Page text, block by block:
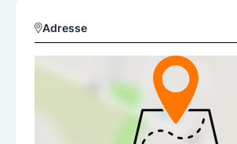
Adresse